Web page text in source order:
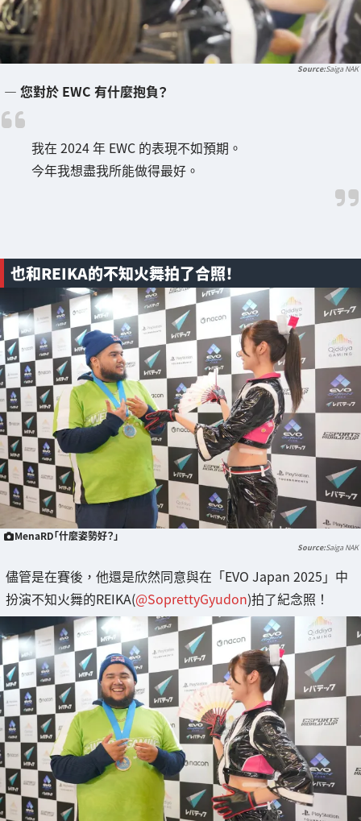
Saiga NAK
― 您對於 EWC 有什麼抱負？
我在 2024 年 EWC 的表現不如預期。
今年我想盡我所能做得最好。
也和REIKA的不知火舞拍了合照！
MenaRD「什麼姿勢好？」
Saiga NAK
儘管是在賽後，他還是欣然同意與在「EVO Japan 2025」中
扮演不知火舞的REIKA(@SoprettyGyudon)拍了紀念照！